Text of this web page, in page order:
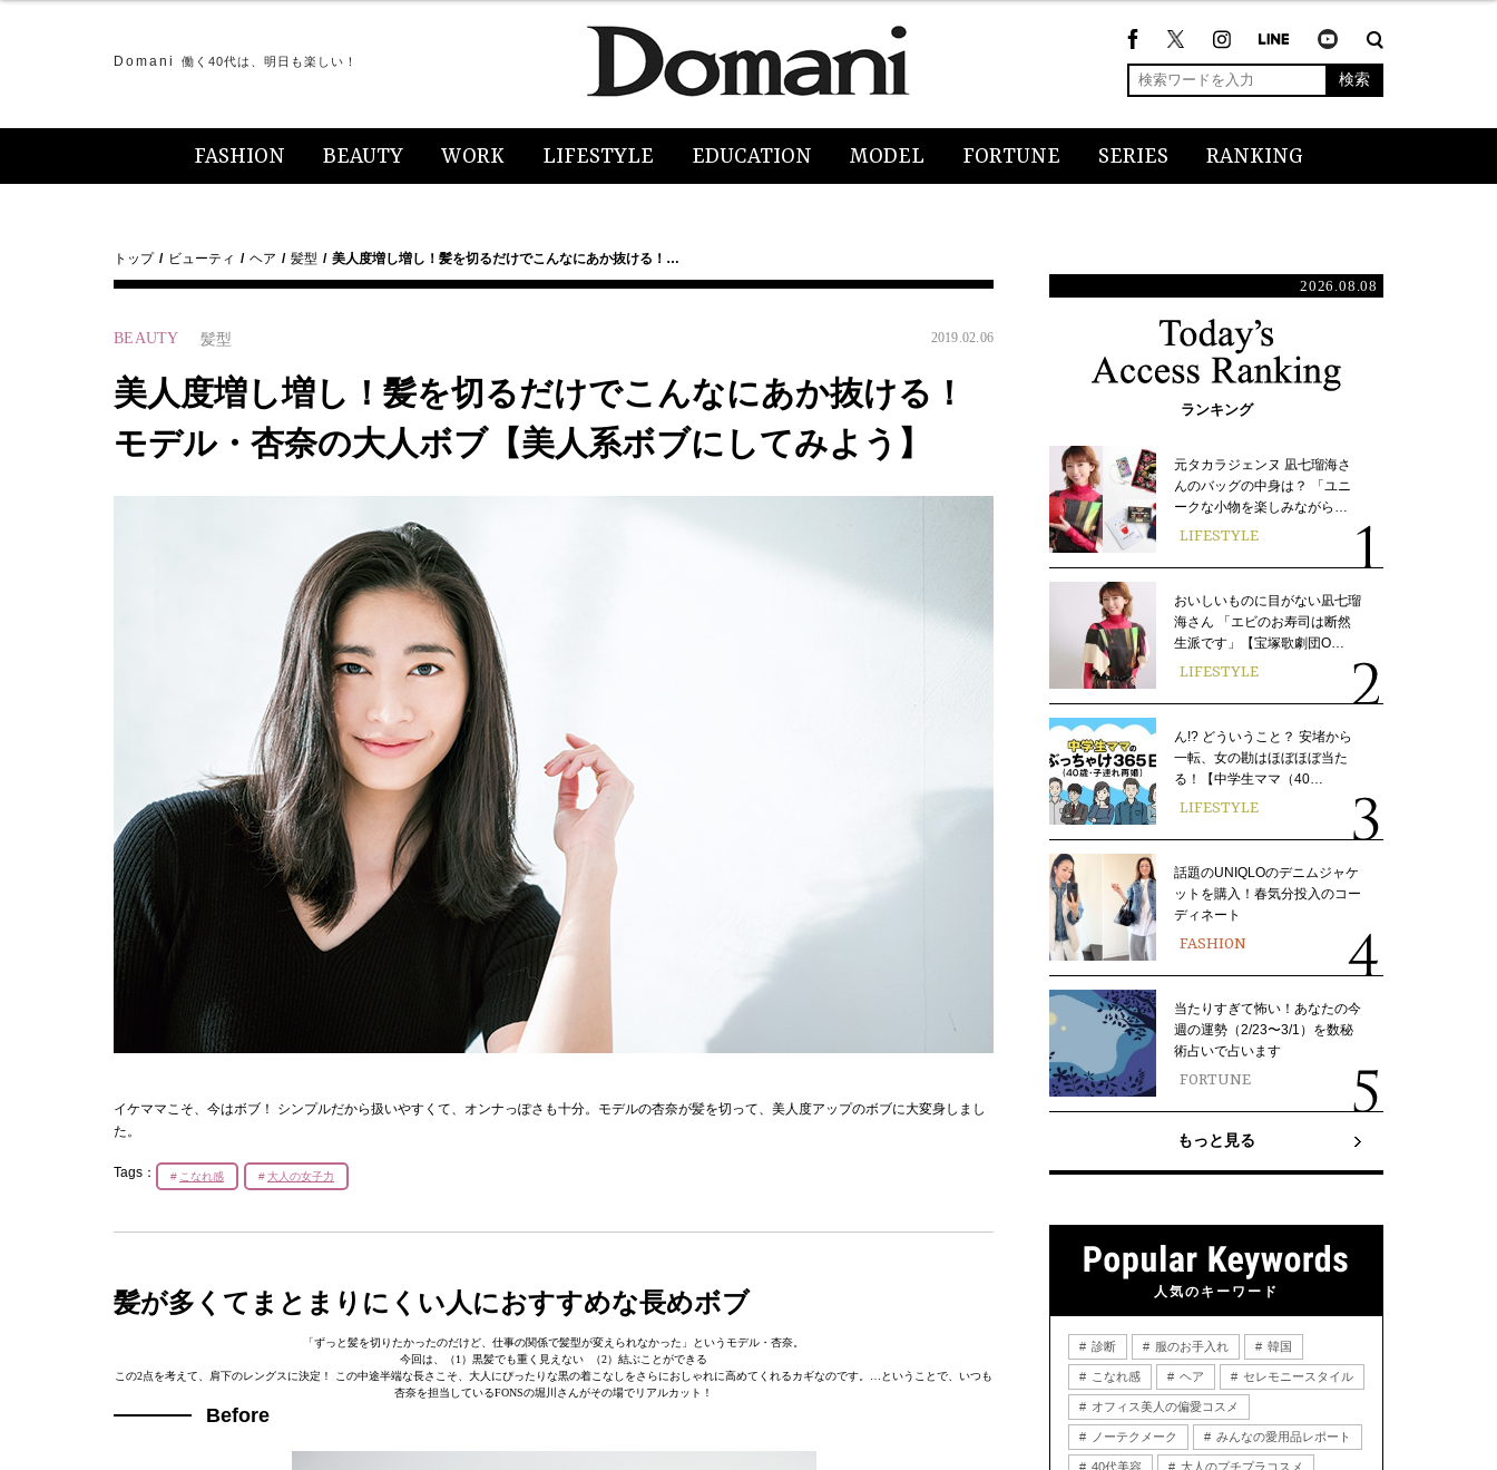
Domani 働く40代は、明日も楽しい！
検索
FASHION BEAUTY WORK LIFESTYLE EDUCATION MODEL FORTUNE SERIES RANKING
トップ ビューティ ヘア 髪型 美人度増し増し！髪を切るだけでこんなにあか抜ける！…
BEAUTY 髪型 2019.02.06
美人度増し増し！髪を切るだけでこんなにあか抜ける！
モデル・杏奈の大人ボブ【美人系ボブにしてみよう】
イケママこそ、今はボブ！ シンプルだから扱いやすくて、オンナっぽさも十分。モデルの杏奈が髪を切って、美人度アップのボブに大変身しまし
た。
Tags： こなれ感 大人の女子力
髪が多くてまとまりにくい人におすすめな長めボブ
「ずっと髪を切りたかったのだけど、仕事の関係で髪型が変えられなかった」というモデル・杏奈。
今回は、（1）黒髪でも重く見えない （2）結ぶことができる
この2点を考えて、肩下のレングスに決定！ この中途半端な長さこそ、大人にぴったりな黒の着こなしをさらにおしゃれに高めてくれるカギなのです。…ということで、いつも
杏奈を担当しているFONSの堀川さんがその場でリアルカット！
Before
2026.08.08
ランキング
元タカラジェンヌ 凪七瑠海さ
んのバッグの中身は？ 「ユニ
ークな小物を楽しみながら…
LIFESTYLE
おいしいものに目がない凪七瑠
海さん 「エビのお寿司は断然
生派です」【宝塚歌劇団O…
LIFESTYLE
ん!? どういうこと？ 安堵から
一転、女の勘はほぼほぼ当た
る！【中学生ママ（40…
LIFESTYLE
話題のUNIQLOのデニムジャケ
ットを購入！春気分投入のコー
ディネート
FASHION
当たりすぎて怖い！あなたの今
週の運勢（2/23〜3/1）を数秘
術占いで占います
FORTUNE
もっと見る
人気のキーワード
診断 服のお手入れ 韓国
こなれ感 ヘア セレモニースタイル
オフィス美人の偏愛コスメ
ノーテクメーク みんなの愛用品レポート
40代美容 大人のプチプラコスメ